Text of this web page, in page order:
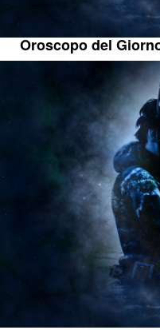
Oroscopo del